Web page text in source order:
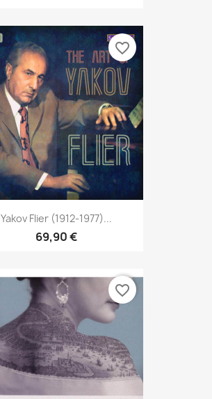
Yakov Flier (1912-1977)...
69,90 €
favorite_border
favorite_border